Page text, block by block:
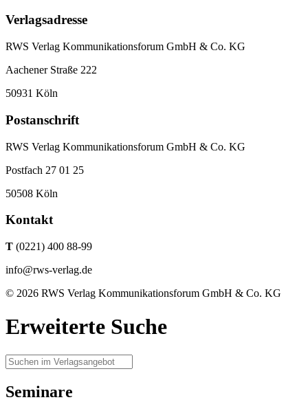
Verlagsadresse
RWS Verlag Kommunikationsforum GmbH & Co. KG
Aachener Straße 222
50931 Köln
Postanschrift
RWS Verlag Kommunikationsforum GmbH & Co. KG
Postfach 27 01 25
50508 Köln
Kontakt
T (0221) 400 88-99
info@rws-verlag.de
© 2026 RWS Verlag Kommunikationsforum GmbH & Co. KG
Erweiterte Suche
Seminare